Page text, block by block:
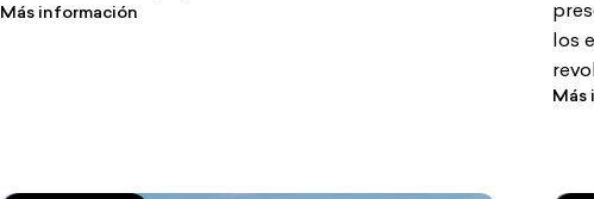
Más información
los
Más